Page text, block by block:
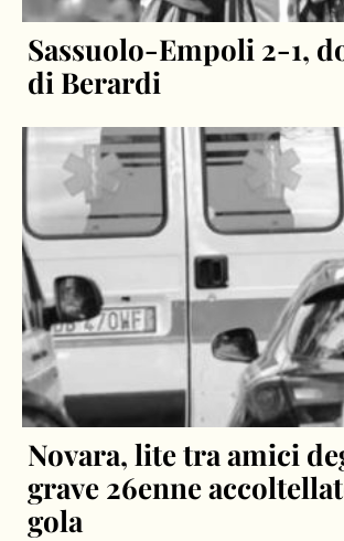
Sassuolo-Empoli 2-1,
di Berardi
Novara, lite tra amici
grave 26enne
gola